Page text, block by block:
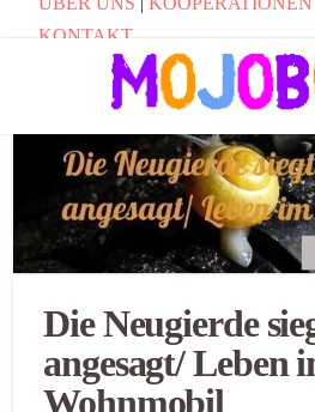
KONTAKT
Die Neugierde
angesagt/ Leben
Wohnmobil